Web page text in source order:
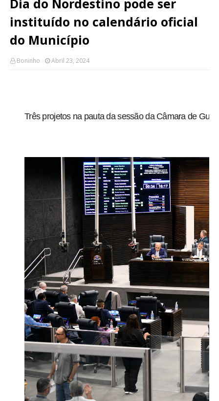
Dia do Nordestino pode ser
instituído no calendário oficial
do Município
Boninho Abril 23, 2024
Três projetos na pauta da sessão da Câmara de